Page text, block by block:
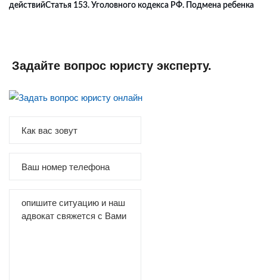
действийСтатья 153. Уголовного кодекса РФ. Подмена ребенка
Задайте вопрос юристу эксперту.